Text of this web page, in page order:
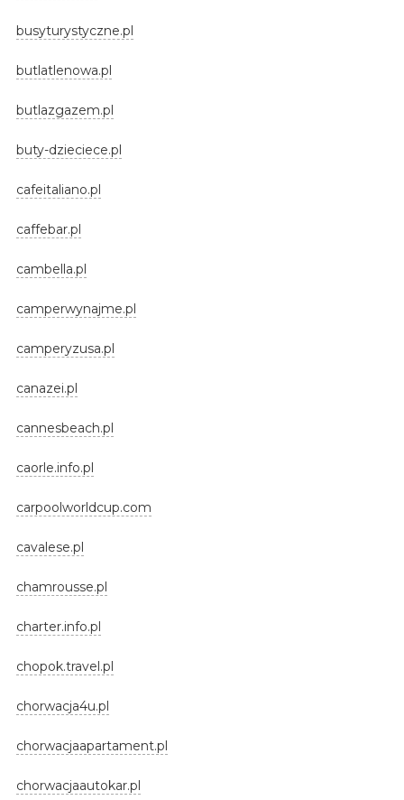
busyturystyczne.pl
butlatlenowa.pl
butlazgazem.pl
buty-dzieciece.pl
cafeitaliano.pl
caffebar.pl
cambella.pl
camperwynajme.pl
camperyzusa.pl
canazei.pl
cannesbeach.pl
caorle.info.pl
carpoolworldcup.com
cavalese.pl
chamrousse.pl
charter.info.pl
chopok.travel.pl
chorwacja4u.pl
chorwacjaapartament.pl
chorwacjaautokar.pl